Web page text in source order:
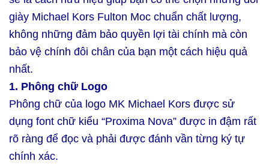
giày Michael Kors Fulton Moc chuẩn chất lượng,
không những đảm bảo quyền lợi tài chính mà còn
bảo vệ chính đôi chân của bạn một cách hiệu quả
nhất.
1. Phông chữ Logo
Phông chữ của logo MK Michael Kors được sử
dụng font chữ kiểu “Proxima Nova” được in đậm rất
rõ ràng để đọc và phải được đánh vần từng ký tự
chính xác.